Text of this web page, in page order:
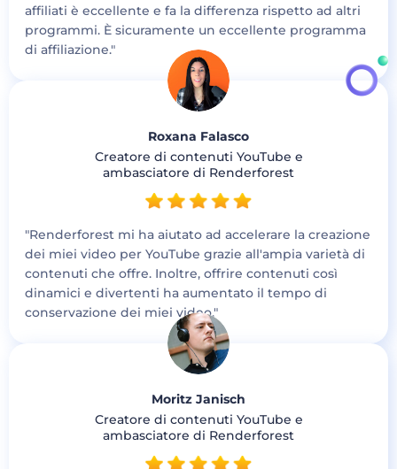
affiliati è eccellente e fa la differenza rispetto ad altri
programmi. È sicuramente un eccellente programma
di affiliazione."
Roxana Falasco
Creatore di contenuti YouTube e
ambasciatore di Renderforest
"Renderforest mi ha aiutato ad accelerare la creazione
dei miei video per YouTube grazie all'ampia varietà di
contenuti che offre. Inoltre, offrire contenuti così
dinamici e divertenti ha aumentato il tempo di
conservazione dei miei video."
Moritz Janisch
Creatore di contenuti YouTube e
ambasciatore di Renderforest